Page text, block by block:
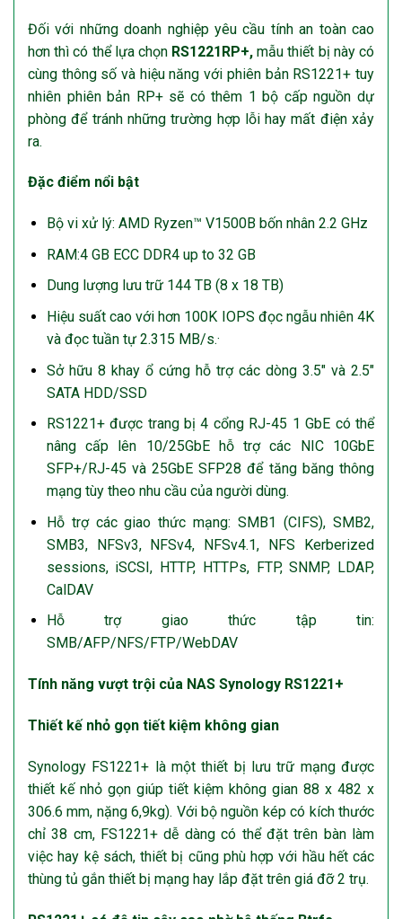
Đối với những doanh nghiệp yêu cầu tính an toàn cao
hơn thì có thể lựa chọn RS1221RP+, mẫu thiết bị này có
cùng thông số và hiệu năng với phiên bản RS1221+ tuy
nhiên phiên bản RP+ sẽ có thêm 1 bộ cấp nguồn dự
phòng để tránh những trường hợp lỗi hay mất điện xảy
ra.
Đặc điểm nổi bật
Bộ vi xử lý: AMD Ryzen™ V1500B bốn nhân 2.2 GHz
RAM:4 GB ECC DDR4 up to 32 GB
Dung lượng lưu trữ 144 TB (8 x 18 TB)
Hiệu suất cao với hơn 100K IOPS đọc ngẫu nhiên 4K
và đọc tuần tự 2.315 MB/s.·
Sở hữu 8 khay ổ cứng hỗ trợ các dòng 3.5″ và 2.5″
SATA HDD/SSD
RS1221+ được trang bị 4 cổng RJ-45 1 GbE có thể
nâng cấp lên 10/25GbE hỗ trợ các NIC 10GbE
SFP+/RJ-45 và 25GbE SFP28 để tăng băng thông
mạng tùy theo nhu cầu của người dùng.
Hỗ trợ các giao thức mạng: SMB1 (CIFS), SMB2,
SMB3, NFSv3, NFSv4, NFSv4.1, NFS Kerberized
sessions, iSCSI, HTTP, HTTPs, FTP, SNMP, LDAP,
CalDAV
Hỗ trợ giao thức tập tin:
SMB/AFP/NFS/FTP/WebDAV
Tính năng vượt trội của NAS Synology RS1221+
Thiết kế nhỏ gọn tiết kiệm không gian
Synology FS1221+ là một thiết bị lưu trữ mạng được
thiết kế nhỏ gọn giúp tiết kiệm không gian 88 x 482 x
306.6 mm, nặng 6,9kg). Với bộ nguồn kép có kích thước
chỉ 38 cm, FS1221+ dễ dàng có thể đặt trên bàn làm
việc hay kệ sách, thiết bị cũng phù hợp với hầu hết các
thùng tủ gắn thiết bị mạng hay lắp đặt trên giá đỡ 2 trụ.